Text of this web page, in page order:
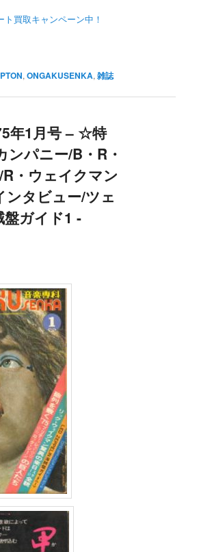
買取キャンペーン中！
,ONGAKUSENKA,雑誌
年1月号 – ☆特
ンパニー/B・R・
・ウェイクマン
ンタビュー/ツェ
盤ガイド1 -